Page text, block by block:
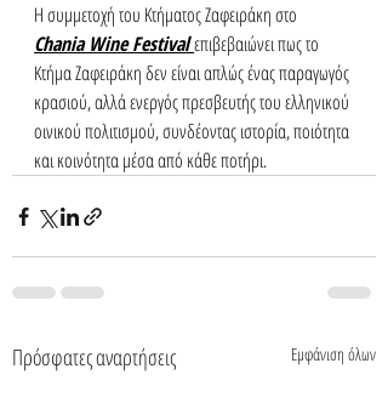
Η συμμετοχή του Κτήματος Ζαφειράκη στο
Chania Wine Festivalεπιβεβαιώνει πως το
Κτήμα Ζαφειράκη δεν είναι απλώς ένας παραγωγός
κρασιού, αλλά ενεργός πρεσβευτής του ελληνικού
οινικού πολιτισμού, συνδέοντας ιστορία, ποιότητα
και κοινότητα μέσα από κάθε ποτήρι.
Πρόσφατες αναρτήσεις Εμφάνιση όλων